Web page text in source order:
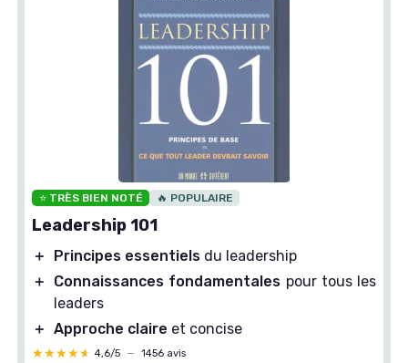
⭐ TRÈS BIEN NOTÉ 🔥 POPULAIRE
Leadership 101
＋ Principes essentiels du leadership
＋
Connaissances fondamentales pour tous les
leaders
＋ Approche claire et concise
★★★★★
★★★★★ 4,6/5 — 1456 avis